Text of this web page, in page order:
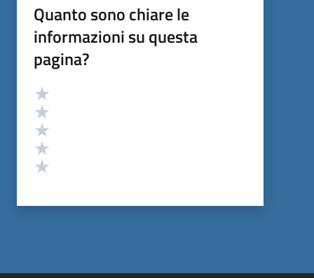
Quanto sono chiare le
informazioni su questa
pagina?
Valutazione